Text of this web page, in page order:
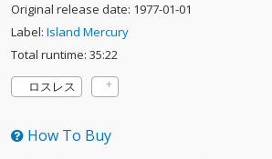
Original release date: 1977-01-01
Label: Island Mercury
Total runtime: 35:22
ロスレス
How To Buy